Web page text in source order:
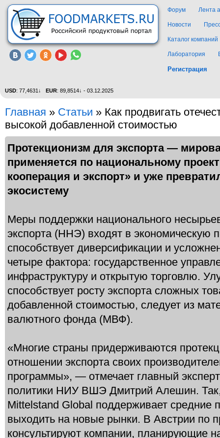
Форум Лента
Новости
Каталог компаний
Лаборатория
Регистрация
USD: 77,4631↓ EUR: 89,8514↓ - 03.12.2025
Главная » Статьи » Как продвигать
высокой добавленной стоимостью
Протекционизм для экспорта —
применяется по национальному
кооперация и экспорт» и уже
экосистему
Меры поддержки национального
экспорта (ННЭ) входят в экономическую
способствует диверсификации и
четыре фактора: государственное
инфраструктуру и открытую торговлю.
способствует росту экспорта сложных
добавленной стоимостью, следует из
валютного фонда (МВФ).
«Многие страны придерживаются
отношении экспорта своих
программы», — отмечает главный
политики НИУ ВШЭ Дмитрий Алешин.
Mittelstand Global поддерживает средние
выходить на новые рынки. В Австрии по
консультируют компании, планирующие